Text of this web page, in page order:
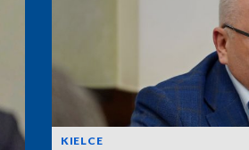
KIELCE